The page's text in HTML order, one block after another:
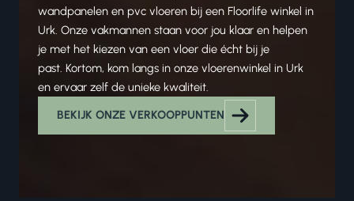
wandpanelen en pvc vloeren bij een Floorlife winkel in
Urk. Onze vakmannen staan voor jou klaar en helpen
je met het kiezen van een vloer die écht bij je
past. Kortom, kom langs in onze vloerenwinkel in Urk
en ervaar zelf de unieke kwaliteit.
BEKIJK ONZE VERKOOPPUNTEN